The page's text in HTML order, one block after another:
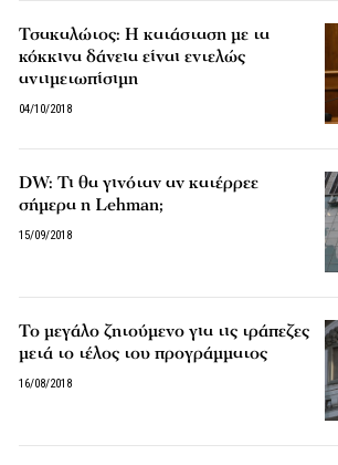
Τσακαλώτος: Η κατάσταση με τα
κόκκινα δάνεια είναι εντελώς
αντιμετωπίσιμη
04/10/2018
DW: Τι θα γινόταν αν κατέρρεε
σήμερα η Lehman;
15/09/2018
Το μεγάλο ζητούμενο για τις τράπεζες
μετά το τέλος του προγράμματος
16/08/2018